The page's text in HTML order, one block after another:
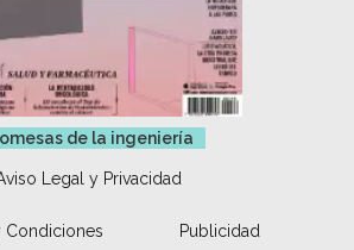
de la ingeniería
Legal y Privacidad
Condiciones Publicidad